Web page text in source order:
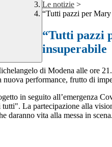
Le notizie >
“Tutti pazzi per
“Tutti pazzi
insuperabile
di Modena alle ore
performance, frutto di
in seguito all’emergenza
La partecipazione alla
vita alla messa in